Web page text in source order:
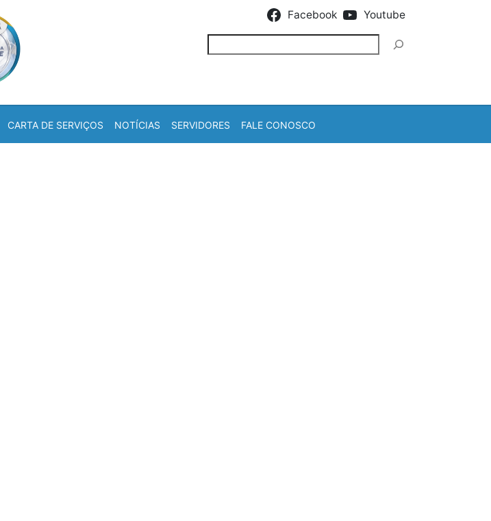
Facebook Youtube
CARTA DE SERVIÇOS NOTÍCIAS SERVIDORES FALE CONOSCO